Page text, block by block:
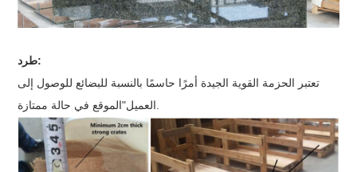
طرد:
تعتبر الحزمة القوية الجيدة أمرًا حاسمًا بالنسبة للبضائع للوصول إلى
العميل" الموقع في حالة ممتازة.